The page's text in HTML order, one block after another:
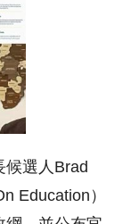
候選人Brad
Education）